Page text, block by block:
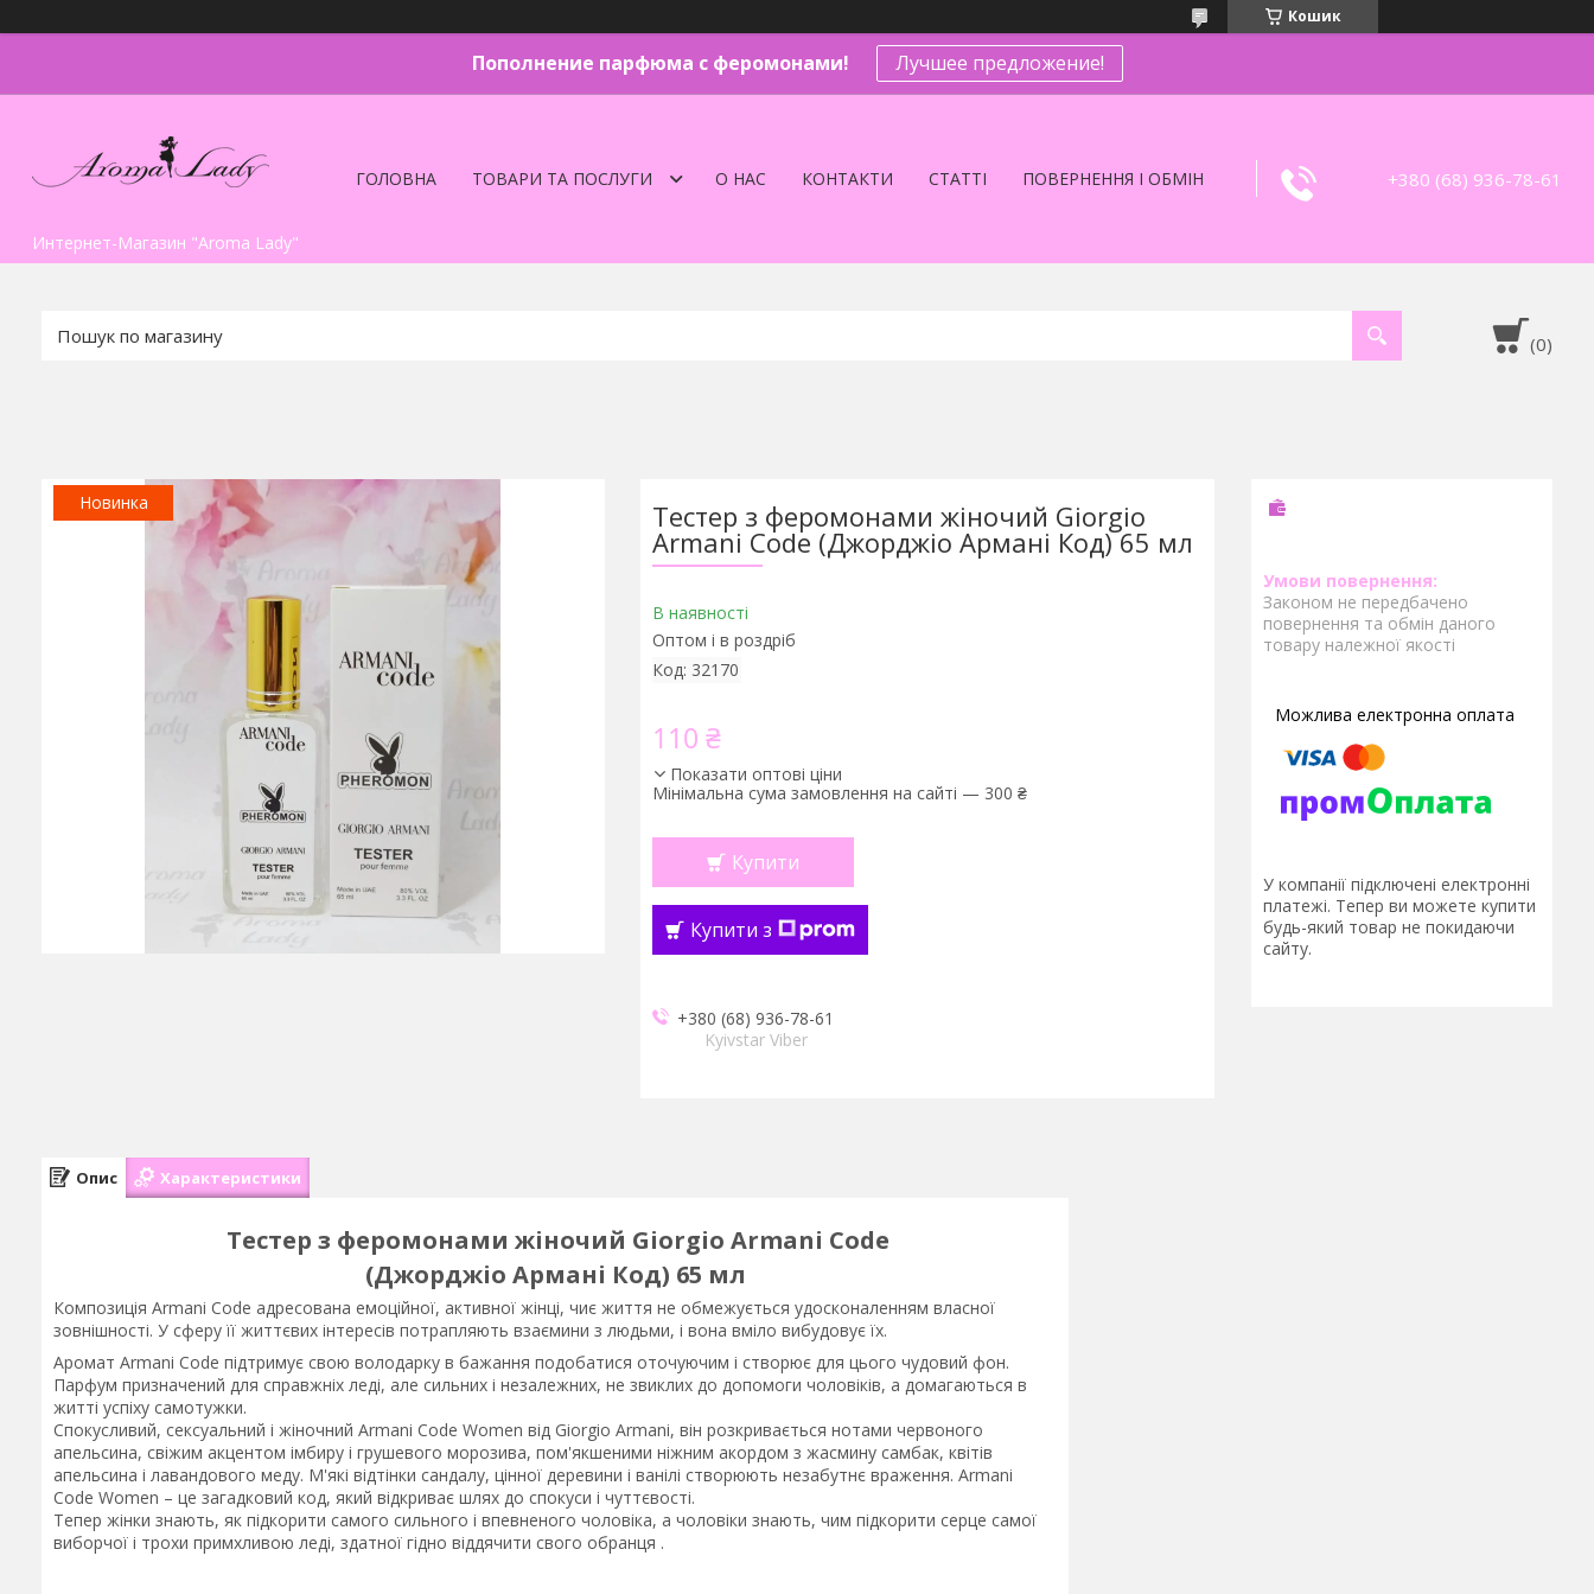
Кошик
Пополнение парфюма с феромонами! Лучшее предложение!
Интернет-Магазин "Aroma Lady"
ГОЛОВНА ТОВАРИ ТА ПОСЛУГИ О НАС КОНТАКТИ СТАТТІ ПОВЕРНЕННЯ І ОБМІН +380 (68) 936-78-61
Новинка Тестер з феромонами жіночий Giorgio
Armani Code (Джорджіо Армані Код) 65 мл
В наявності
Оптом і в роздріб
Код: 32170
110 ₴
Показати оптові ціни
Мінімальна сума замовлення на сайті — 300 ₴
Купити
Купити з
+380 (68) 936-78-61
Kyivstar Viber
Законом не передбачено
повернення та обмін даного
товару належної якості
У компанії підключені електронні
платежі. Тепер ви можете купити
будь-який товар не покидаючи
сайту.
Опис Характеристики
Тестер з феромонами жіночий Giorgio Armani Code
(Джорджіо Армані Код) 65 мл
Композиція Armani Code адресована емоційної, активної жінці, чиє життя не обмежується удосконаленням власної
зовнішності. У сферу її життєвих інтересів потрапляють взаємини з людьми, і вона вміло вибудовує їх.
Аромат Armani Code підтримує свою володарку в бажання подобатися оточуючим і створює для цього чудовий фон.
Парфум призначений для справжніх леді, але сильних і незалежних, не звиклих до допомоги чоловіків, а домагаються в
житті успіху самотужки.
Спокусливий, сексуальний і жіночний Armani Code Women від Giorgio Armani, він розкривається нотами червоного
апельсина, свіжим акцентом імбиру і грушевого морозива, пом'якшеними ніжним акордом з жасмину самбак, квітів
апельсина і лавандового меду. М'які відтінки сандалу, цінної деревини і ванілі створюють незабутнє враження. Armani
Code Women – це загадковий код, який відкриває шлях до спокуси і чуттєвості.
Тепер жінки знають, як підкорити самого сильного і впевненого чоловіка, а чоловіки знають, чим підкорити серце самої
виборчої і трохи примхливою леді, здатної гідно віддячити свого обранця .